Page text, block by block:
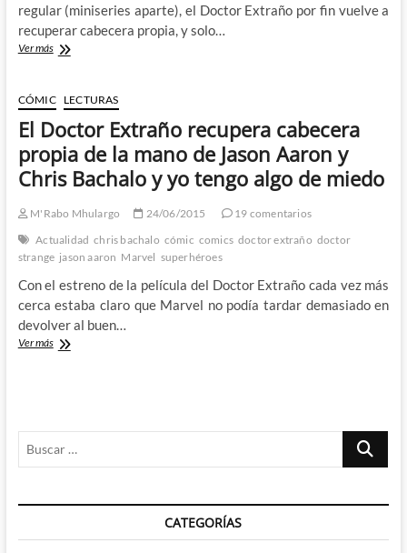
regular (miniseries aparte), el Doctor Extraño por fin vuelve a
recuperar cabecera propia, y solo…
Ver másEl
de
Jason
Aaron
Chris
Bachalo
esta
CÓMIC LECTURAS
El Doctor Extraño recupera cabecera
propia de la mano de Jason Aaron y
Chris Bachalo y yo tengo algo de miedo
M'Rabo Mhulargo 24/06/2015
19 comentarios
Actualidad chris bachalo cómic comics doctor extraño doctor
strange jason aaron Marvel superhéroes
Con el estreno de la película del Doctor Extraño cada vez más
cerca estaba claro que Marvel no podía tardar demasiado en
devolver al buen…
Ver másEl
la
Jason
y
Buscar
CATEGORÍAS